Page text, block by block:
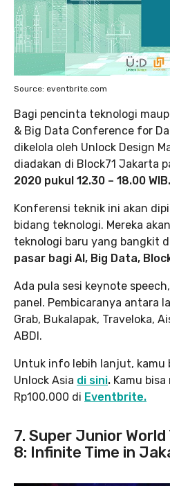
Source: eventbrite.com
Bagi pencinta teknologi
& Big Data Conference for
dikelola oleh Unlock Design
diadakan di Block71 Jakarta
2020 pukul 12.30 – 18.00 WIB.
Konferensi teknik ini akan
bidang teknologi. Mereka
teknologi baru yang bangkit
pasar bagi AI, Big Data,
Ada pula sesi keynote
panel. Pembicaranya antara
Grab, Bukalapak, Traveloka,
ABDI.
Untuk info lebih lanjut, kamu
Unlock Asia di sini. Kamu
Rp100.000 di Eventbrite.
7. Super Junior
8: Infinite Time in